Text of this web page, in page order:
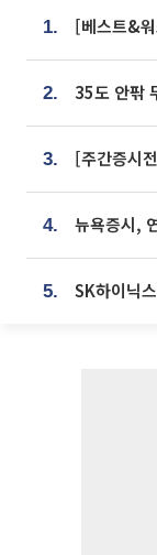
1.
2.
3.
4.
5.